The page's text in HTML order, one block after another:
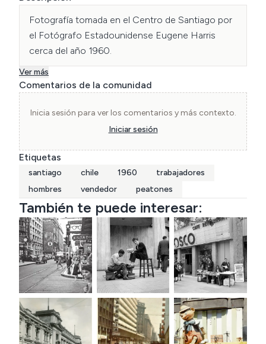
Fotografía tomada en el Centro de Santiago por
el Fotógrafo Estadounidense Eugene Harris
cerca del año 1960.
Ver más
Comentarios de la comunidad
Inicia sesión para ver los comentarios y más contexto.
Iniciar sesión
Etiquetas
santiago chile 1960
trabajadores
hombres
vendedor peatones
También te puede interesar: